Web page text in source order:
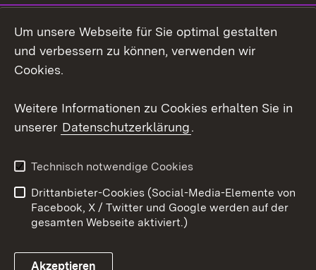
Social Wall
Youtube
Kontakt
Datenschutz
Barrierefreiheit
Impressum Cookies
Um unsere Webseite für Sie optimal gestalten
und verbessern zu können, verwenden wir
Cookies.
Weitere Informationen zu Cookies erhalten Sie in
unserer Datenschutzerklärung.
Technisch notwendige Cookies
Drittanbieter-Cookies (Social-Media-Elemente von
Facebook, X / Twitter und Google werden auf der
gesamten Webseite aktiviert.)
Akzeptieren